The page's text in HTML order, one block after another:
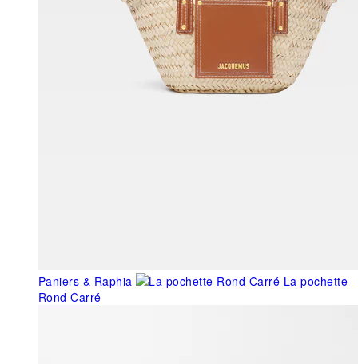
Paniers & Raphia
La pochette
Rond Carré